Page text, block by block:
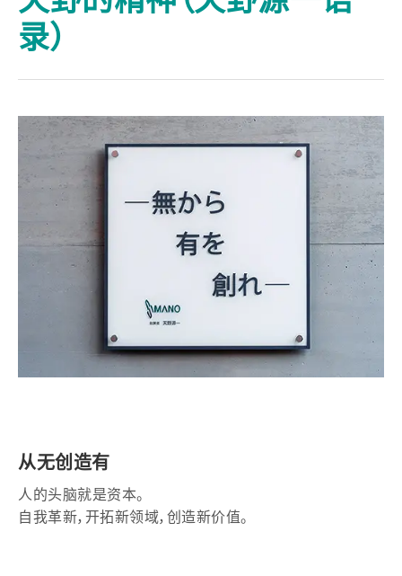
录）
从无创造有
人的头脑就是资本。
自我革新，开拓新领域，创造新价值。